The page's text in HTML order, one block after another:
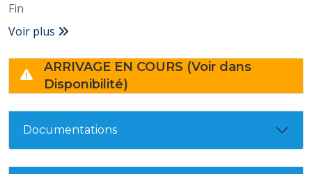
Fin
Voir plus
ARRIVAGE EN COURS (Voir dans
Disponibilité)
Documentations